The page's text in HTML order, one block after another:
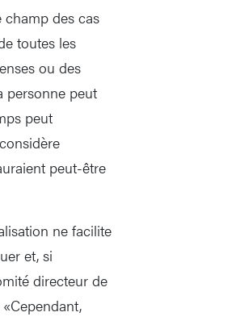
champ des cas
toutes les
ou des
personne peut
peut
peut-être
ne facilite
et, si
directeur de